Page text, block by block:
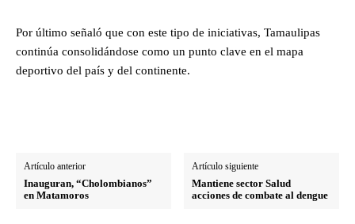
Por último señaló que con este tipo de iniciativas, Tamaulipas
continúa consolidándose como un punto clave en el mapa
deportivo del país y del continente.
Artículo anterior
Inauguran, “Cholombianos”
en Matamoros
Artículo siguiente
Mantiene sector Salud
acciones de combate al dengue